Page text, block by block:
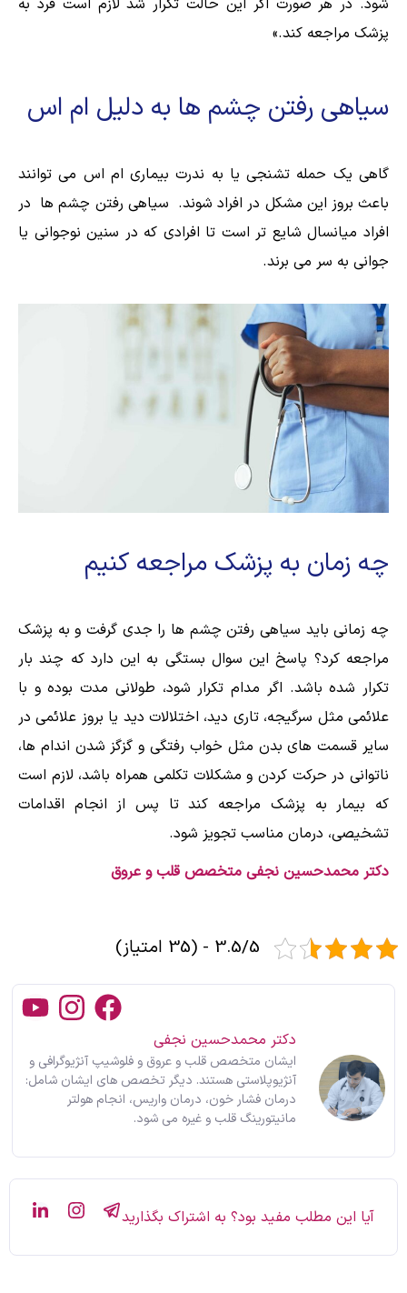
شود. در هر صورت اگر این حالت تکرار شد لازم است فرد به
پزشک مراجعه کند.»
سیاهی رفتن چشم ها به دلیل ام اس
گاهی یک حمله تشنجی یا به ندرت بیماری ام اس می توانند
باعث بروز این مشکل در افراد شوند. سیاهی رفتن چشم ها در
افراد میانسال شایع تر است تا افرادی که در سنین نوجوانی یا
جوانی به سر می برند.
چه زمان به پزشک مراجعه کنیم
چه زمانی باید سیاهی رفتن چشم ها را جدی گرفت و به پزشک
مراجعه کرد؟ پاسخ این سوال بستگی به این دارد که چند بار
تکرار شده باشد. اگر مدام تکرار شود، طولانی مدت بوده و با
علائمی مثل سرگیجه، تاری دید، اختلالات دید یا بروز علائمی در
سایر قسمت های بدن مثل خواب رفتگی و گزگز شدن اندام ها،
ناتوانی در حرکت کردن و مشکلات تکلمی همراه باشد، لازم است
که بیمار به پزشک مراجعه کند تا پس از انجام اقدامات
تشخیصی، درمان مناسب تجویز شود.
دکتر محمدحسین نجفی متخصص قلب و عروق
3.5/5 - (35 امتیاز)
دکتر محمدحسین نجفی
ایشان متخصص قلب و عروق و فلوشیپ آنژیوگرافی و
آنژیوپلاستی هستند. دیگر تخصص های ایشان شامل:
درمان فشار خون، درمان واریس، انجام هولتر
مانیتورینگ قلب و غیره می شود.
آیا این مطلب مفید بود؟ به اشتراک بگذارید